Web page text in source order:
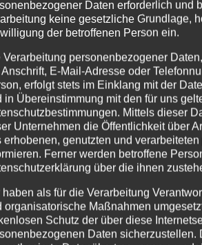
Daten erforderlich und
keine gesetzliche Grundlage,
der betroffenen Person ein.
Verarbeitung personenbezogener
Anschrift, E-Mail-Adresse oder
erfolgt stets im Einklang mit der
in Übereinstimmung mit den für uns
Mittels dieser
Unternehmen die Öffentlichkeit über
erhobenen, genutzten und
Ferner werden betroffene
über die ihnen
haben als für die Verarbeitung
organisatorische Maßnahmen
Schutz der über diese
Daten sicherzustellen.